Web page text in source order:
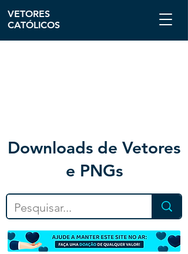
Downloads de Vetores
e PNGs
VETORES
CATÓLICOS